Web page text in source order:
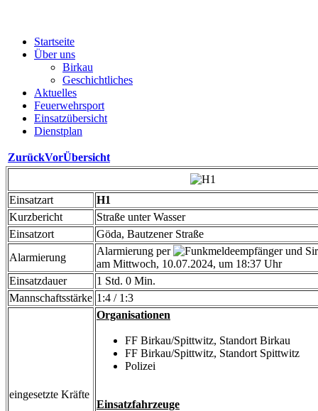
Startseite
Über uns
Birkau
Geschichtliches
Aktuelles
Feuerwehrsport
Einsatzübersicht
Dienstplan
ZurückVorÜbersicht
Einsatzart
H1
Kurzbericht
Straße unter Wasser
Einsatzort
Göda, Bautzener Straße
Alarmierung
Alarmierung per
am Mittwoch, 10.07.2024, um 18:37 Uhr
Einsatzdauer
1 Std. 0 Min.
Mannschaftsstärke 1:4 / 1:3
eingesetzte Kräfte
Organisationen
FF Birkau/Spittwitz, Standort Birkau
FF Birkau/Spittwitz, Standort Spittwitz
Polizei
Einsatzfahrzeuge